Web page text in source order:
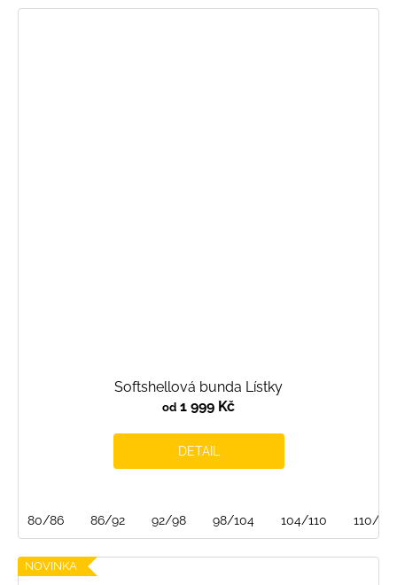
Softshellová bunda Lístky
od 1 999 Kč
DETAIL
80/86 86/92 92/98 98/104 104/110 110/116
NOVINKA